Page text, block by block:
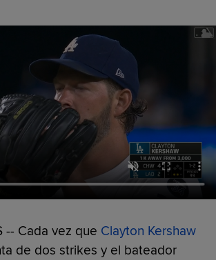
-- Cada vez que Clayton Kershaw
de dos strikes y el bateador